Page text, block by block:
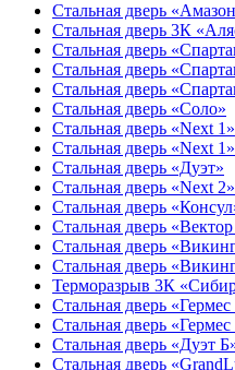
Стальная дверь
Стальная дверь 3К
Стальная дверь
Стальная дверь
Стальная дверь
Стальная дверь «Соло»
Стальная дверь «Next 1»
Стальная дверь «Next
Стальная дверь «Дуэт»
Стальная дверь «Next 2»
Стальная дверь
Стальная дверь
Стальная дверь
Стальная дверь
Терморазрыв 3К
Стальная дверь
Стальная дверь
Стальная дверь «Дуэт
Стальная дверь